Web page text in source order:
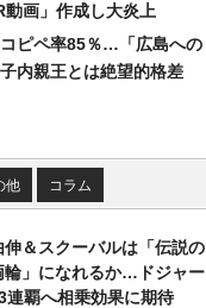
動画」作成し大炎上
ピペ率85％…「広島への
内親王とは絶望的格差
他 コラム
伸＆スクーバルは「伝説の
輪」になれるか…ドジャー
連覇へ相乗効果に期待